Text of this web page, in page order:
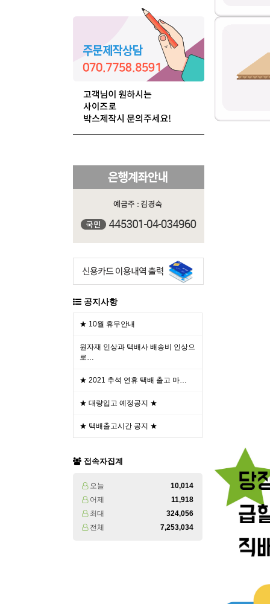
공지사항
★ 10월 휴무안내
원자재 인상과 택배사 배송비 인상으
로…
★ 2021 추석 연휴 택배 출고 마…
★ 대량입고 예정공지 ★
★ 택배출고시간 공지 ★
접속자집계
오늘
10,014
어제
11,918
최대
324,056
전체
7,253,034